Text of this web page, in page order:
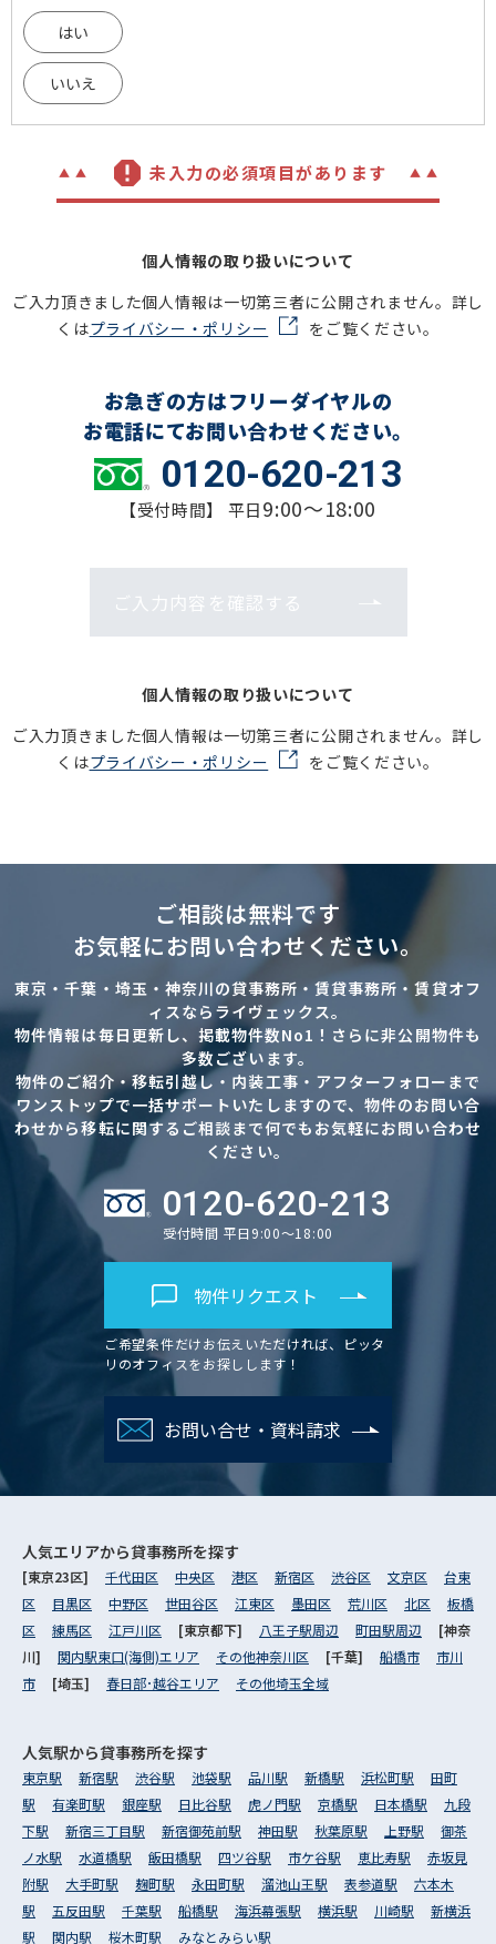
はい
いいえ
未入力の必須項目があります
個人情報の取り扱いについて
ご入力頂きました個人情報は一切第三者に公開されません。詳し
くはプライバシー・ポリシー をご覧ください。
お急ぎの方はフリーダイヤルの
お電話にてお問い合わせください。
0120-620-213
【受付時間】 平日9:00～18:00
ご入力内容を確認する
個人情報の取り扱いについて
ご入力頂きました個人情報は一切第三者に公開されません。詳し
くはプライバシー・ポリシー をご覧ください。
ご相談は無料です
お気軽にお問い合わせください。
東京・千葉・埼玉・神奈川の貸事務所・賃貸事務所・賃貸オフ
ィスならライヴェックス。
物件情報は毎日更新し、掲載物件数No1！さらに非公開物件も
多数ございます。
物件のご紹介・移転引越し・内装工事・アフターフォローまで
ワンストップで一括サポートいたしますので、物件のお問い合
わせから移転に関するご相談まで何でもお気軽にお問い合わせ
ください。
0120-620-213
受付時間 平日9:00～18:00
物件リクエスト
ご希望条件だけお伝えいただければ、ピッタ
リのオフィスをお探しします！
お問い合せ・資料請求
人気エリアから貸事務所を探す
[東京23区] 千代田区 中央区 港区 新宿区 渋谷区 文京区
台東
区
目黒区 中野区 世田谷区 江東区 墨田区 荒川区 北区
板橋
区
練馬区 江戸川区 [東京都下] 八王子駅周辺 町田駅周辺
[神奈
川] 関内駅東口(海側)エリア その他神奈川区 [千葉] 船橋市
市川
市
[埼玉] 春日部･越谷エリア その他埼玉全域
人気駅から貸事務所を探す
東京駅 新宿駅 渋谷駅 池袋駅 品川駅 新橋駅 浜松町駅
田町
駅
有楽町駅 銀座駅 日比谷駅 虎ノ門駅 京橋駅 日本橋駅
九段
下駅
新宿三丁目駅 新宿御苑前駅 神田駅 秋葉原駅 上野駅
御茶
ノ水駅
水道橋駅 飯田橋駅 四ツ谷駅 市ケ谷駅 恵比寿駅
赤坂見
附駅
大手町駅 麹町駅 永田町駅 溜池山王駅 表参道駅
六本木
駅
五反田駅 千葉駅 船橋駅 海浜幕張駅 横浜駅 川崎駅
新横浜
駅
関内駅 桜木町駅 みなとみらい駅